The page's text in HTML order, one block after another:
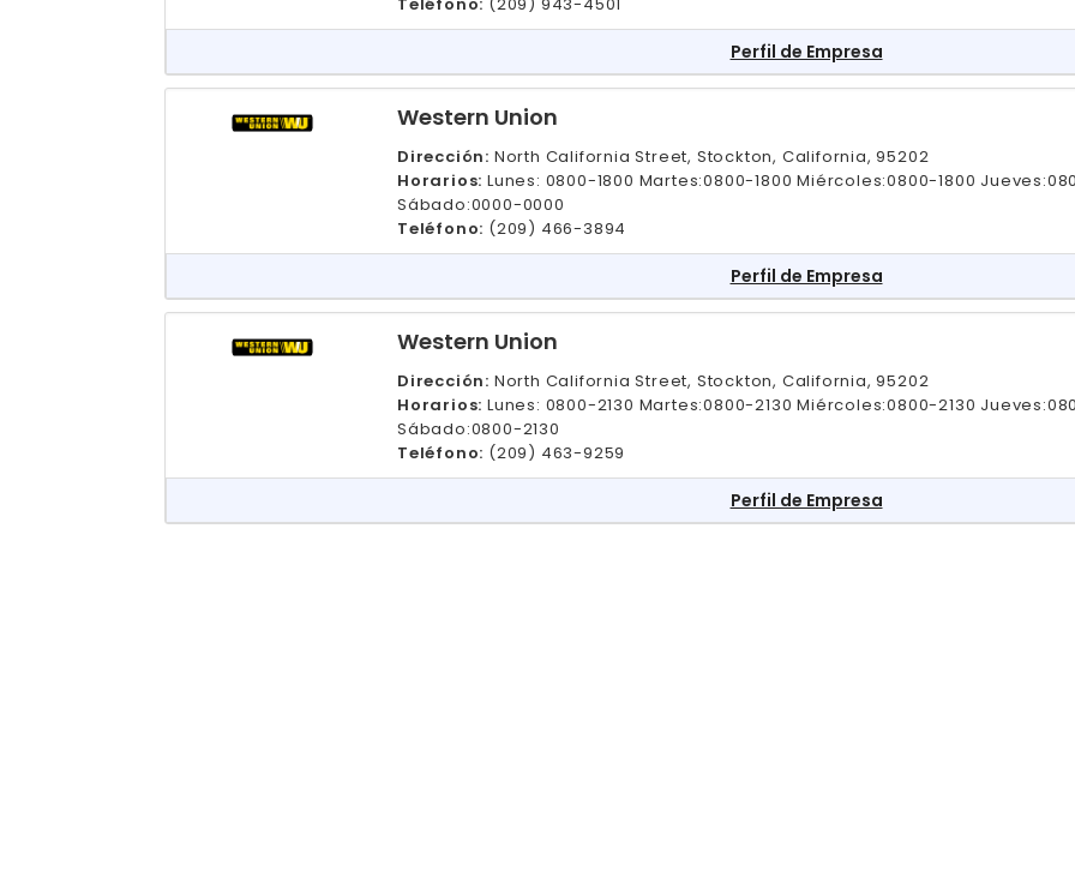
Perfil de Empresa
Western Union
Dirección: North California Street, Stockton, California, 95202
Horarios: Lunes: 0800-1800 Martes:0800-1800 Miércoles:0800-1800
Sábado:0000-0000
Teléfono: (209) 466-3894
Perfil de Empresa
Western Union
Dirección: North California Street, Stockton, California, 95202
Horarios: Lunes: 0800-2130 Martes:0800-2130 Miércoles:0800-2130
Sábado:0800-2130
Teléfono: (209) 463-9259
Perfil de Empresa